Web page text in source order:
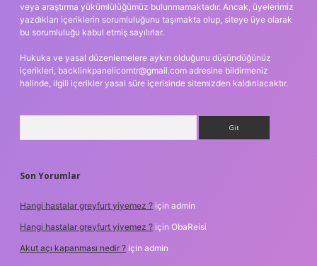
veya araştırma yükümlülüğümüz bulunmamaktadır. Ancak, üyelerimiz
yazdıkları içeriklerin sorumluluğunu taşımakta olup, siteye üye olarak
bu sorumluluğu kabul etmiş sayılırlar.
Hukuka ve yasal düzenlemelere aykırı olduğunu düşündüğünüz
içerikleri, backlinkpanelicomtr@gmail.com adresine bildirmeniz
halinde, ilgili içerikler yasal süre içerisinde sitemizden kaldırılacaktır.
Son Yorumlar
Hangi hastalar greyfurt yiyemez ? için admin
Hangi hastalar greyfurt yiyemez ? için ObaReisi
Akut açı kapanması nedir ? için admin